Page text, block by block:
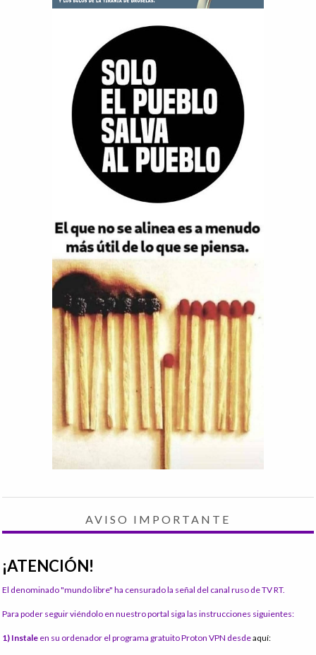
AVISO IMPORTANTE
¡ATENCIÓN!
El denominado "mundo libre" ha censurado la señal del canal ruso de TV RT.
Para poder seguir viéndolo en nuestro portal siga las instrucciones siguientes:
1) Instale en su ordenador el programa gratuito Proton VPN desdeaquí: